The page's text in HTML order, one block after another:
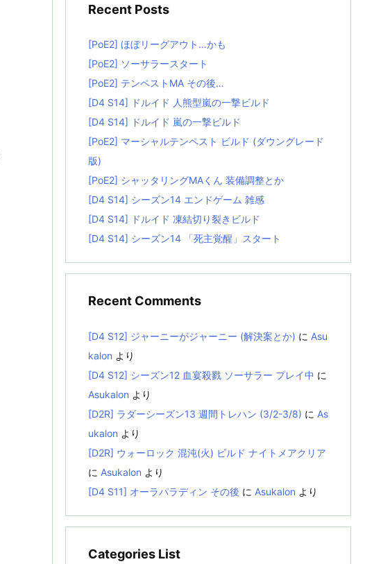
Recent Posts
[PoE2] ほぼリーグアウト…かも
[PoE2] ソーサラースタート
[PoE2] テンペストMA その後…
[D4 S14] ドルイド 人熊型嵐の一撃ビルド
[D4 S14] ドルイド 嵐の一撃ビルド
[PoE2] マーシャルテンペスト ビルド (ダウングレード
版)
[PoE2] シャッタリングMAくん 装備調整とか
[D4 S14] シーズン14 エンドゲーム 雑感
[D4 S14] ドルイド 凍結切り裂きビルド
[D4 S14] シーズン14 「死主覚醒」スタート
Recent Comments
[D4 S12] ジャーニーがジャーニー (解決案とか) に Asu
kalon より
[D4 S12] シーズン12 血宴殺戮 ソーサラー プレイ中 に
Asukalon より
[D2R] ラダーシーズン13 週間トレハン (3/2-3/8) に As
ukalon より
[D2R] ウォーロック 混沌(火) ビルド ナイトメアクリア
に Asukalon より
[D4 S11] オーラパラディン その後 に Asukalon より
Categories List